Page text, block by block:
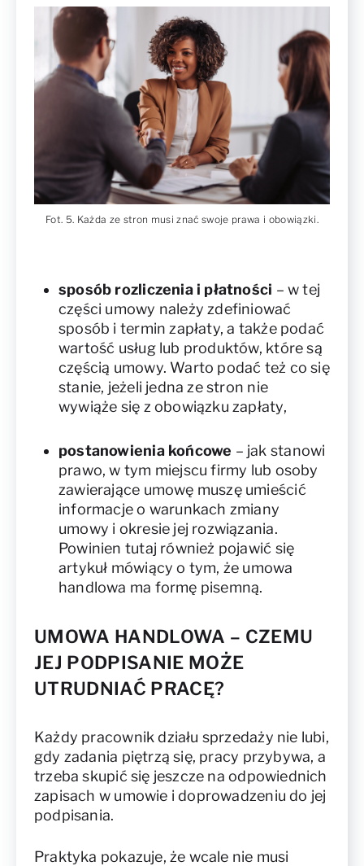
Fot. 5. Każda ze stron musi znać swoje prawa i obowiązki.
sposób rozliczenia i płatności – w tej
części umowy należy zdefiniować
sposób i termin zapłaty, a także podać
wartość usług lub produktów, które są
częścią umowy. Warto podać też co się
stanie, jeżeli jedna ze stron nie
wywiąże się z obowiązku zapłaty,
postanowienia końcowe – jak stanowi
prawo, w tym miejscu firmy lub osoby
zawierające umowę muszę umieścić
informacje o warunkach zmiany
umowy i okresie jej rozwiązania.
Powinien tutaj również pojawić się
artykuł mówiący o tym, że umowa
handlowa ma formę pisemną.
UMOWA HANDLOWA – CZEMU
JEJ PODPISANIE MOŻE
UTRUDNIAĆ PRACĘ?
Każdy pracownik działu sprzedaży nie lubi,
gdy zadania piętrzą się, pracy przybywa, a
trzeba skupić się jeszcze na odpowiednich
zapisach w umowie i doprowadzeniu do jej
podpisania.
Praktyka pokazuje, że wcale nie musi